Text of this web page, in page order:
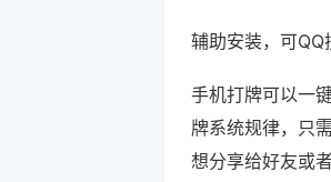
辅助安装，可
手机打牌可以一
牌系统规律，只
想分享给好友或